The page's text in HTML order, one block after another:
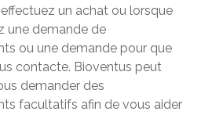
un achat ou lorsque
une demande de
ou une demande pour que
contacte. Bioventus peut
demander des
facultatifs afin de vous aider